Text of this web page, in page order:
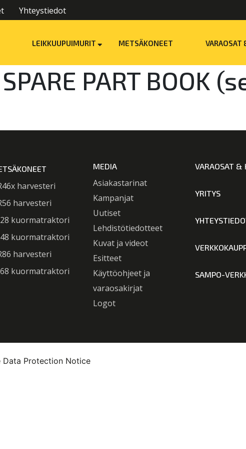
Yhteystiedot
LEIKKUUPUIMURIT METSÄKONEET VARAOSAT
PART BOOK
harvesteri
harvesteri
kuormatraktori
kuormatraktori
harvesteri
kuormatraktori
MEDIA
Asiakastarinat
Kampanjat
Uutiset
Lehdistötiedotteet
Kuvat ja videot
Esitteet
Käyttöohjeet ja
varaosakirjat
Logot
VARAOSAT &
YRITYS
SAMPO-
Data Protection Notice